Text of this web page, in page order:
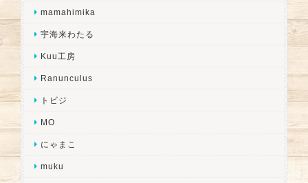
mamahimika
宇海来わたる
Kuu工房
Ranunculus
トビジ
MO
にゃまこ
muku